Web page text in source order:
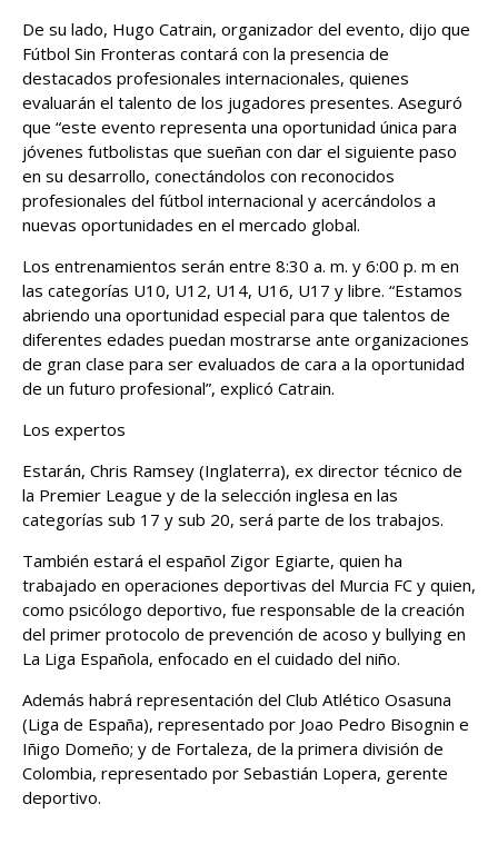
De su lado, Hugo Catrain, organizador del evento, dijo que
Fútbol Sin Fronteras contará con la presencia de
destacados profesionales internacionales, quienes
evaluarán el talento de los jugadores presentes. Aseguró
que “este evento representa una oportunidad única para
jóvenes futbolistas que sueñan con dar el siguiente paso
en su desarrollo, conectándolos con reconocidos
profesionales del fútbol internacional y acercándolos a
nuevas oportunidades en el mercado global.
Los entrenamientos serán entre 8:30 a. m. y 6:00 p. m en
las categorías U10, U12, U14, U16, U17 y libre. “Estamos
abriendo una oportunidad especial para que talentos de
diferentes edades puedan mostrarse ante organizaciones
de gran clase para ser evaluados de cara a la oportunidad
de un futuro profesional”, explicó Catrain.
Los expertos
Estarán, Chris Ramsey (Inglaterra), ex director técnico de
la Premier League y de la selección inglesa en las
categorías sub 17 y sub 20, será parte de los trabajos.
También estará el español Zigor Egiarte, quien ha
trabajado en operaciones deportivas del Murcia FC y quien,
como psicólogo deportivo, fue responsable de la creación
del primer protocolo de prevención de acoso y bullying en
La Liga Española, enfocado en el cuidado del niño.
Además habrá representación del Club Atlético Osasuna
(Liga de España), representado por Joao Pedro Bisognin e
Iñigo Domeño; y de Fortaleza, de la primera división de
Colombia, representado por Sebastián Lopera, gerente
deportivo.